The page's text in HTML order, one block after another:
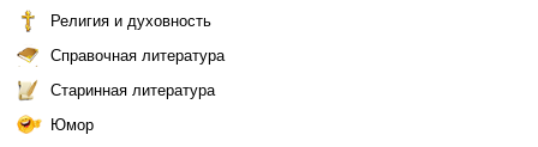
Религия и духовность
Справочная литература
Старинная литература
Юмор